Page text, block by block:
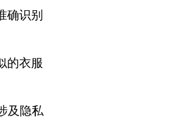
确识别
的衣服
及隐私